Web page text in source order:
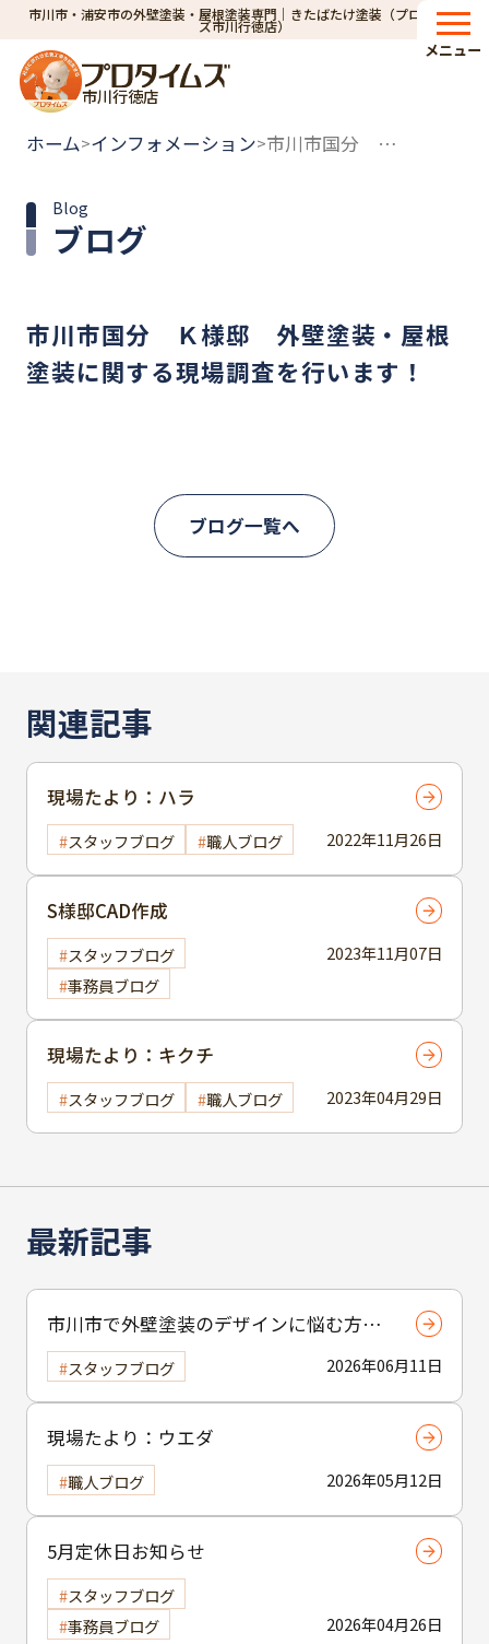
市川市・浦安市の外壁塗装・屋根塗装専門｜きたばたけ塗装（プロタイム
ズ市川行徳店）
市川行徳店
メニュー
ホーム>インフォメーション> 市川市国分 Ｋ様邸 外壁塗装・屋根塗装に関する現場調査を行います！
ブログ
Blog
市川市国分 Ｋ様邸 外壁塗装・屋根
塗装に関する現場調査を行います！
ブログ一覧へ
最新記事
市川市で外壁塗装のデザインに悩む方へ
｜ 色選びの失敗を防ぐポイント
2026年06月11日
スタッフブログ
現場たより：ウエダ
2026年05月12日
職人ブログ
5月定休日お知らせ
2026年04月26日
スタッフブログ
事務員ブログ
関連記事
2022年11月26日
現場たより：ハラ
スタッフブログ 職人ブログ
2023年11月07日
S様邸CAD作成
スタッフブログ
事務員ブログ
2023年04月29日
現場たより：キクチ
スタッフブログ 職人ブログ